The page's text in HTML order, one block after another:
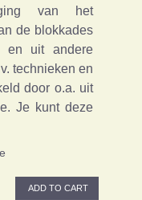
van het
de blokkades
en uit andere
technieken en
door o.a. uit
Je kunt deze
ADD TO CART